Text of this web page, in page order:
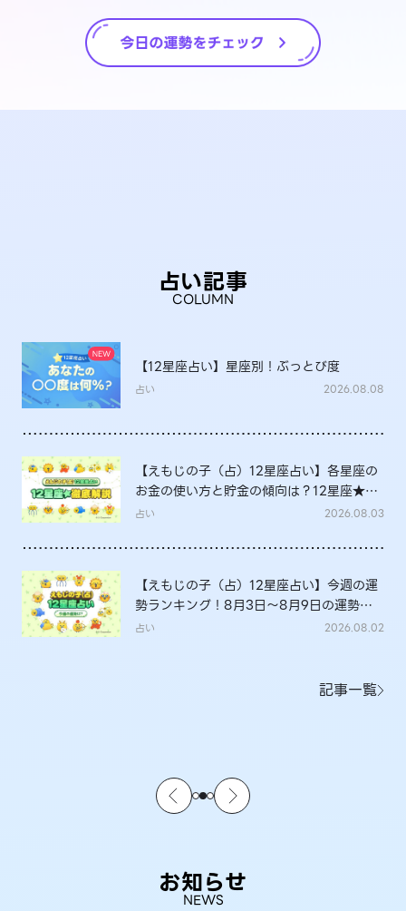
占い記事
COLUMN
【12星座占い】星座別！ぶっとび度
占い 2026.08.08
【えもじの子（占）12星座占い】各星座の
お金の使い方と貯金の傾向は？12星座★徹
底解説
占い 2026.08.03
【えもじの子（占）12星座占い】今週の運
勢ランキング！8月3日～8月9日の運勢
は？
占い 2026.08.02
記事一覧
お知らせ
NEWS